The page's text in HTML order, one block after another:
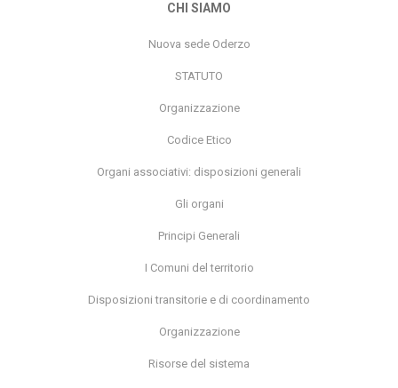
CHI SIAMO
Nuova sede Oderzo
STATUTO
Organizzazione
Codice Etico
Organi associativi: disposizioni generali
Gli organi
Principi Generali
I Comuni del territorio
Disposizioni transitorie e di coordinamento
Organizzazione
Risorse del sistema